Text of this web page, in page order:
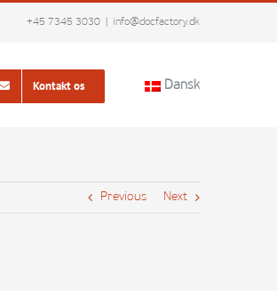
+45 7345 3030 info@docfactory.dk
Kontakt os Dansk
Previous Next